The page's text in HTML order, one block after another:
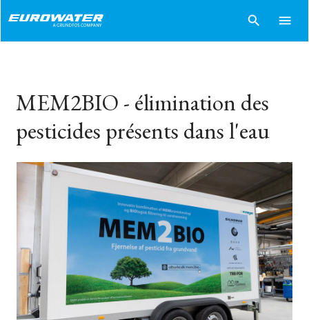
search menu
MEM2BIO - élimination des
pesticides présents dans l'eau